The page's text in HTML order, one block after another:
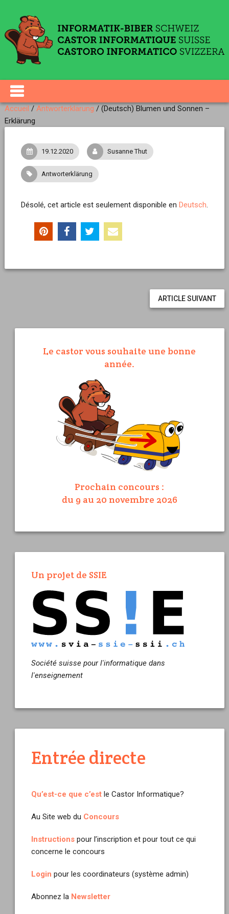
Accueil / Antworterklärung / (Deutsch) Blumen und Sonnen –
Erklärung
19.12.2020 Susanne Thut
Antworterklärung
Désolé, cet article est seulement disponible en Deutsch
ARTICLE SUIVANT
Le castor vous souhaite une bonne
année.
Prochain concours :
du 9 au 20 novembre 2026
Un projet de SSIE
Société suisse pour l'informatique dans
l'enseignement
Entrée directe
Qu’est-ce que c’estle Castor Informatique?
Au Site web du Concours
Instructionspour l’inscription et pour tout ce qui
concerne le concours
Login pour les coordinateurs (système admin)
Abonnez la Newsletter